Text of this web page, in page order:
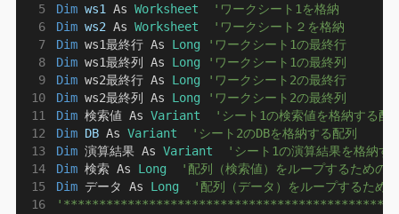
Dim ws1 As Worksheet
'ワークシート1を格納
Dim ws2 As Worksheet
'ワークシート２を格納
Dim ws1最終行 As Long
'ワークシート1の最終行
Dim ws1最終列 As Long
'ワークシート1の最終列
Dim ws2最終行 As Long
'ワークシート2の最終行
Dim ws2最終列 As Long
'ワークシート2の最終列
Dim 検索値 As Variant
'シート1の検索値を格納する配
Dim DB As Variant
'シート2のDBを格納する配列
Dim 演算結果 As Variant
'シート1の演算結果を格納す
Dim 検索 As Long
'配列（検索値）をループするための
Dim データ As Long
'配列（データ）をループするため